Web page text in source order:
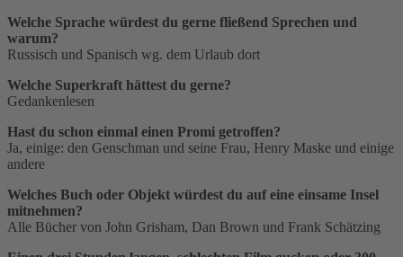
Welche Sprache würdest du gerne fließend Sprechen und
warum?
Russisch und Spanisch wg. dem Urlaub dort
Welche Superkraft hättest du gerne?
Gedankenlesen
Hast du schon einmal einen Promi getroffen?
Ja, einige: den Genschman und seine Frau, Henry Maske und einige
andere
Welches Buch oder Objekt würdest du auf eine einsame Insel
mitnehmen?
Alle Bücher von John Grisham, Dan Brown und Frank Schätzing